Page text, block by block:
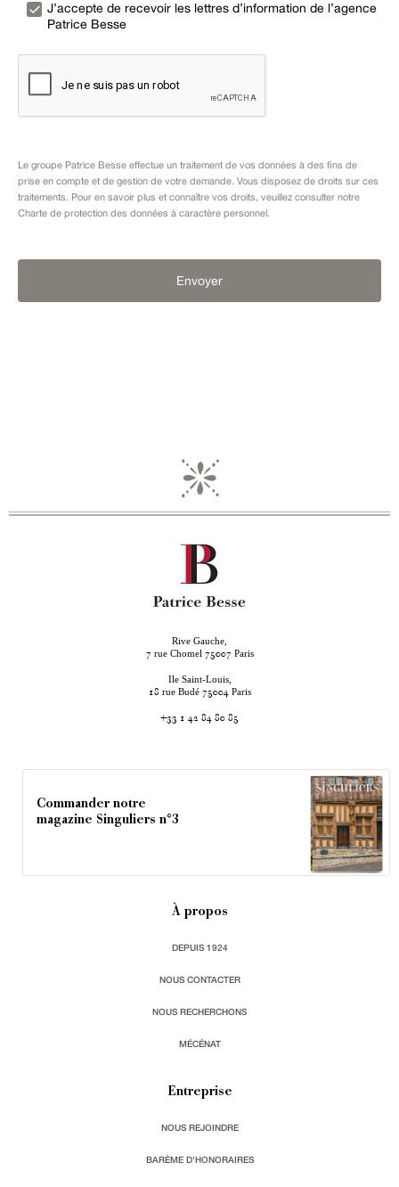
J’accepte de recevoir les lettres d’information de l’agence
Patrice Besse
Le groupe Patrice Besse effectue un traitement de vos données à des fins de
prise en compte et de gestion de votre demande. Vous disposez de droits sur ces
traitements. Pour en savoir plus et connaître vos droits, veuillez consulter notre
Charte de protection des données à caractère personnel .
Envoyer
Rive Gauche,
7 rue Chomel 75007 Paris
Ile Saint-Louis,
18 rue Budé 75004 Paris
+33 1 42 84 80 85
Commander notre
magazine Singuliers n°3
À propos
DEPUIS 1924
NOUS CONTACTER
NOUS RECHERCHONS
MÉCÉNAT
Entreprise
NOUS REJOINDRE
BARÈME D'HONORAIRES